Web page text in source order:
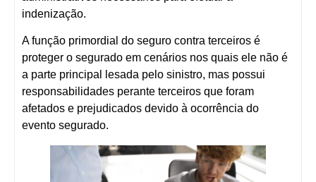
indenização.
A função primordial do seguro contra terceiros é
proteger o segurado em cenários nos quais ele não é
a parte principal lesada pelo sinistro, mas possui
responsabilidades perante terceiros que foram
afetados e prejudicados devido à ocorrência do
evento segurado.